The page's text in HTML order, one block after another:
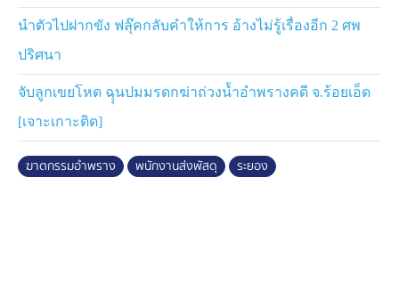
อยู่บนถนน ตนเองจึงรีบมาที่เกิดเหตุ ซึ่งตนเองเชื่อว่านาย
อาร์ม บุตรชายถูกคนร้ายฆ่าและนำศพมาทิ้งในป่าข้างถนน
ทางด้านตำรวจฝ่ายสืบสวน สภ.ปลวกแดง ได้ประสานกับ
ตำรวจ สภ.สุรศักดิ์ ตรวจสอบกล้องวงจรปิดร้านสะดวกซื้อ
เพื่อหาเบาะแส ก่อนที่นายอาร์ม จะเสียชีวิต คาดว่าคนร้ายที่
ก่อเหตุมีไม่ต่ำกว่า 2 คน ส่วนสาเหตุตำรวจสันนิษฐานเป็น
เรื่องส่วนตัว และชิงทรัพย์ ซึ่งตำรวจกำลังตรวจสอบกล้อง
วงจรปิด เพื่อหารถต้องสงสัย และกลุ่มบุคคลที่ร่วมกันก่อเหตุ
นำตัวไปฝากขัง ฟลุ๊คกลับคำให้การ อ้างไม่รู้เรื่องอีก 2 ศพ
ปริศนา
จับลูกเขยโหด ฉุุนปมมรดกฆ่าถ่วงน้ำอำพรางคดี จ.ร้อยเอ็ด
[เจาะเกาะติด]
ฆาตกรรมอำพราง พนักงานส่งพัสดุ ระยอง